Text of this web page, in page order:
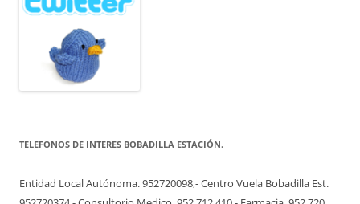
TELEFONOS DE INTERES BOBADILLA ESTACIÓN.
Entidad Local Autónoma. 952720098,- Centro Vuela Bobadilla Est.